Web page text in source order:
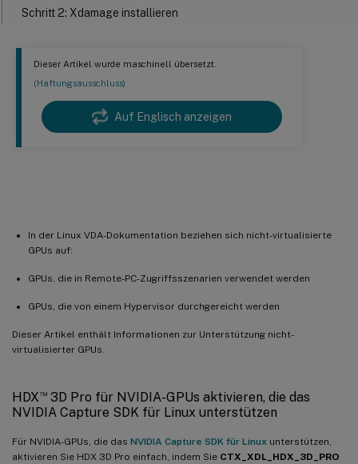
Dieser Artikel wurde maschinell übersetzt.
(Haftungsausschluss)
Auf Englisch anzeigen
In der Linux VDA-Dokumentation beziehen sich nicht-virtualisierte
GPUs auf:
GPUs, die in Remote-PC-Zugriffsszenarien verwendet werden
GPUs, die von einem Hypervisor durchgereicht werden
Dieser Artikel enthält Informationen zur Unterstützung nicht-
virtualisierter GPUs.
HDX™3D Pro für NVIDIA-GPUs aktivieren, die das
NVIDIA Capture SDK für Linux unterstützen
Für NVIDIA-GPUs, die das NVIDIA Capture SDK für Linux unterstützen,
aktivieren Sie HDX 3D Pro einfach, indem Sie CTX_XDL_HDX_3D_PRO
Schritt 2: Xdamage installieren
Schritt 4: Xorg-Konfigurationsdateien ändern
Monitor-Blanking für Remote-PC-Zugriff-VDAs
Fehlerbehebung